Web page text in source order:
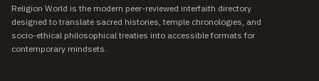
Religion World is the modern peer-reviewed interfaith directory
designed to translate sacred histories, temple chronologies, and
socio-ethical philosophical treaties into accessible formats for
contemporary mindsets.